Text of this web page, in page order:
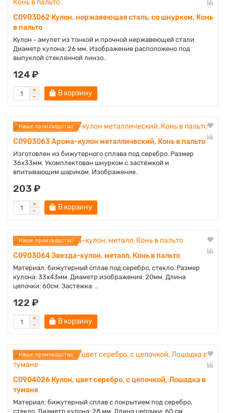
C0903062 Кулон, нержавеющая сталь, со шнурком, Конь
в пальто
Кулон - амулет из тонкой и прочной нержавеющей стали.
Диаметр кулона: 26 мм. Изображение расположено под
выпуклой стеклянной линзо..
124 ₽
В корзину
Наше производство
C0903063 Арома-кулон металлический, Конь в пальто
Изготовлен из бижутерного сплава под серебро. Размер
36х33мм. Укомплектован шнурком с застёжкой и
впитывающим шариком. Изображение..
203 ₽
В корзину
Наше производство
C0903064 Звезда-кулон, металл, Конь в пальто
Материал: бижутерный сплав под серебро, стекло. Размер
кулона: 33х43мм. Диаметр изображения: 20мм. Длина
цепочки: 60см. Застёжка: ..
122 ₽
В корзину
Наше производство
C0904026 Кулон, цвет серебро, с цепочкой, Лошадка в
тумане
Материал: бижутерный сплав с покрытием под серебро,
стекло. Диаметр кулона: 28 мм. Длина цепочки: 60 см.